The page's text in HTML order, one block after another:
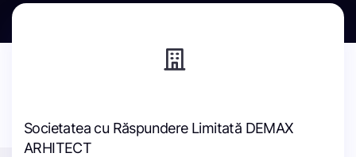
Societatea cu Răspundere Limitată DEMAX
ARHITECT